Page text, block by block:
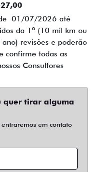
de 01/07/2026 até
da 1º (10 mil km ou
revisões e poderão
confirme todas as
Consultores
quer tirar alguma
em contato